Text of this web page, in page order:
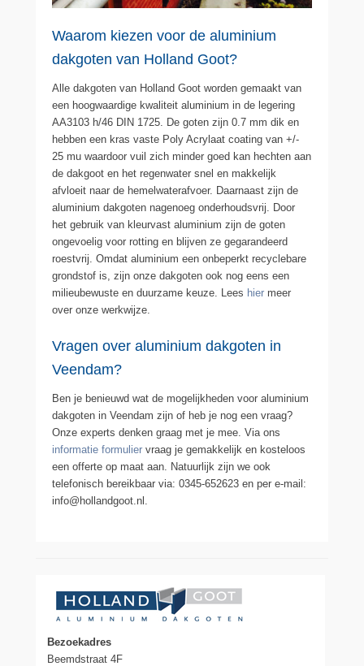
Waarom kiezen voor de aluminium
dakgoten van Holland Goot?
Alle dakgoten van Holland Goot worden gemaakt van
een hoogwaardige kwaliteit aluminium in de legering
AA3103 h/46 DIN 1725. De goten zijn 0.7 mm dik en
hebben een kras vaste Poly Acrylaat coating van +/-
25 mu waardoor vuil zich minder goed kan hechten aan
de dakgoot en het regenwater snel en makkelijk
afvloeit naar de hemelwaterafvoer. Daarnaast zijn de
aluminium dakgoten nagenoeg onderhoudsvrij. Door
het gebruik van kleurvast aluminium zijn de goten
ongevoelig voor rotting en blijven ze gegarandeerd
roestvrij. Omdat aluminium een onbeperkt recyclebare
grondstof is, zijn onze dakgoten ook nog eens een
milieubewuste en duurzame keuze. Lees hier meer
over onze werkwijze.
Vragen over aluminium dakgoten in
Veendam?
Ben je benieuwd wat de mogelijkheden voor aluminium
dakgoten in Veendam zijn of heb je nog een vraag?
Onze experts denken graag met je mee. Via ons
informatie formulier vraag je gemakkelijk en kosteloos
een offerte op maat aan. Natuurlijk zijn we ook
telefonisch bereikbaar via: 0345-652623 en per e-mail:
info@hollandgoot.nl.
Bezoekadres
Beemdstraat 4F